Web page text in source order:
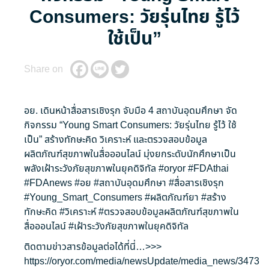
Consumers: วัยรุ่นไทย รู้ไว้
ใช้เป็น”
Share on
อย. เดินหน้าสื่อสารเชิงรุก จับมือ 4 สถาบันอุดมศึกษา จัด
กิจกรรม “Young Smart Consumers: วัยรุ่นไทย รู้ไว้ ใช้
เป็น” สร้างทักษะคิด วิเคราะห์ และตรวจสอบข้อมูล
ผลิตภัณฑ์สุขภาพในสื่อออนไลน์ มุ่งยกระดับนักศึกษาเป็น
พลังเฝ้าระวังภัยสุขภาพในยุคดิจิทัล #oryor#FDAthai
#FDAnews#อย #สถาบันอุดมศึกษา #สื่อสารเชิงรุก
#Young_Smart_Consumers#ผลิตภัณฑ์ยา #สร้าง
ทักษะคิด #วิเคราะห์#ตรวจสอบข้อมูลผลิตภัณฑ์สุขภาพใน
สื่อออนไลน์#เฝ้าระวังภัยสุขภาพในยุคดิจิทัล
ติดตามข่าวสารข้อมูลต่อได้ที่นี่…>>>
https://oryor.com/media/newsUpdate/media_news/3473